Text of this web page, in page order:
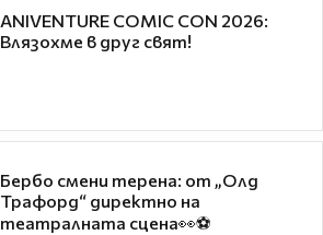
ANIVENTURE COMIC CON 2026:
Влязохме в друг свят!
Бербо смени терена: от „Олд
Трафорд“ директно на
театралната сцена👀⚽